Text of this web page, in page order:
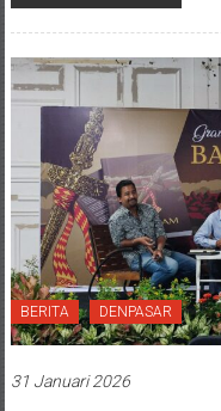
BERITA DENPASAR
31 Januari 2026